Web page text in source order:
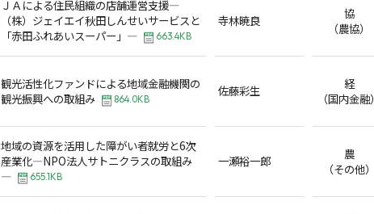
ＪＡによる住民組織の店舗運営支援―
（株）ジェイエイ秋田しんせいサービスと
「赤田ふれあいスーパー」―
663.4KB
寺林暁良
協
（農協）
観光活性化ファンドによる地域金融機関の
観光振興への取組み
864.0KB
佐藤彩生
経
（国内金融）
地域の資源を活用した障がい者就労と6次
産業化―NPO法人サトニクラスの取組み
―
655.1KB
一瀬裕一郎
農
（その他）